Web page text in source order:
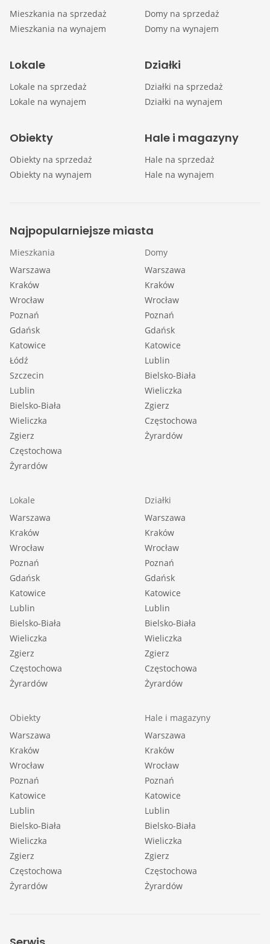
Mieszkania na sprzedaż
Mieszkania na wynajem
Domy na sprzedaż
Domy na wynajem
Lokale
Lokale na sprzedaż
Lokale na wynajem
Działki
Działki na sprzedaż
Działki na wynajem
Obiekty
Obiekty na sprzedaż
Obiekty na wynajem
Hale i magazyny
Hale na sprzedaż
Hale na wynajem
Najpopularniejsze miasta
Mieszkania
Warszawa
Kraków
Wrocław
Poznań
Gdańsk
Katowice
Łódź
Szczecin
Lublin
Bielsko-Biała
Wieliczka
Zgierz
Częstochowa
Żyrardów
Domy
Warszawa
Kraków
Wrocław
Poznań
Gdańsk
Katowice
Lublin
Bielsko-Biała
Wieliczka
Zgierz
Częstochowa
Żyrardów
Lokale
Warszawa
Kraków
Wrocław
Poznań
Gdańsk
Katowice
Lublin
Bielsko-Biała
Wieliczka
Zgierz
Częstochowa
Żyrardów
Działki
Warszawa
Kraków
Wrocław
Poznań
Gdańsk
Katowice
Lublin
Bielsko-Biała
Wieliczka
Zgierz
Częstochowa
Żyrardów
Obiekty
Warszawa
Kraków
Wrocław
Poznań
Katowice
Lublin
Bielsko-Biała
Wieliczka
Zgierz
Częstochowa
Żyrardów
Hale i magazyny
Warszawa
Kraków
Wrocław
Poznań
Katowice
Lublin
Bielsko-Biała
Wieliczka
Zgierz
Częstochowa
Żyrardów